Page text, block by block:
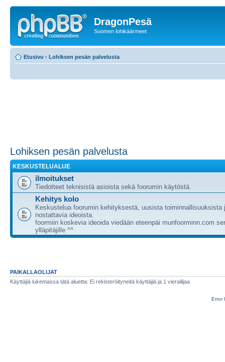
DragonPesä
Suomen lohikäärmeet
Etusivu ‹ Lohiksen pesän palvelusta
Lohiksen pesän palvelusta
KESKUSTELUALUE
ilmoitukset
Tiedotteet teknisistä asioista sekä foorumin käytöstä.
Kehitys kolo
Keskustelua foorumin kehityksestä, uusista toiminnallisuuksista
nostattavia ideoista.
foormiin koskevia ideoida viedään eteenpäi munfoorminn.com
ylläpitäjille ^^
PAIKALLAOLIJAT
Käyttäjiä lukemassa tätä aluetta: Ei rekisteröityneitä käyttäjiä ja 1 vierailijaa
Error